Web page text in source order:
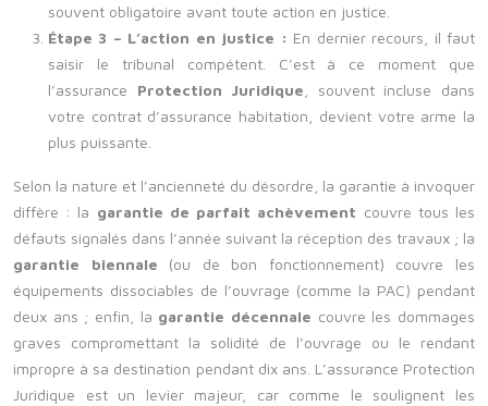
souvent obligatoire avant toute action en justice.
Étape 3 – L’action en justice : En dernier recours, il faut
saisir le tribunal compétent. C’est à ce moment que
l’assurance Protection Juridique , souvent incluse dans
votre contrat d’assurance habitation, devient votre arme la
plus puissante.
Selon la nature et l’ancienneté du désordre, la garantie à invoquer
diffère : la garantie de parfait achèvement couvre tous les
défauts signalés dans l’année suivant la réception des travaux ; la
garantie biennale (ou de bon fonctionnement) couvre les
équipements dissociables de l’ouvrage (comme la PAC) pendant
deux ans ; enfin, la garantie décennale couvre les dommages
graves compromettant la solidité de l’ouvrage ou le rendant
impropre à sa destination pendant dix ans. L’assurance Protection
Juridique est un levier majeur, car comme le soulignent les